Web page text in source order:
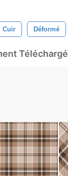
Cuir Déformé
Téléchargé